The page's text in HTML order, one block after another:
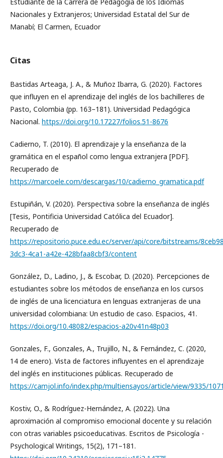
Nacionales y Extranjeros; Universidad Estatal del Sur de
Manabí; El Carmen, Ecuador
Citas
Bastidas Arteaga, J. A., & Muñoz Ibarra, G. (2020). Factores
que influyen en el aprendizaje del inglés de los bachilleres de
Pasto, Colombia (pp. 163–181). Universidad Pedagógica
Nacional. https://doi.org/10.17227/folios.51-8676
Cadierno, T. (2010). El aprendizaje y la enseñanza de la
gramática en el español como lengua extranjera [PDF].
Recuperado de
https://marcoele.com/descargas/10/cadierno_gramatica.pdf
Estupiñán, V. (2020). Perspectiva sobre la enseñanza de inglés
[Tesis, Pontificia Universidad Católica del Ecuador].
Recuperado de
https://repositorio.puce.edu.ec/server/api/core/bitstreams/
3dc3-4ca1-a42e-428bfaa8cbf3/content
González, D., Ladino, J., & Escobar, D. (2020). Percepciones de
estudiantes sobre los métodos de enseñanza en los cursos
de inglés de una licenciatura en lenguas extranjeras de una
universidad colombiana: Un estudio de caso. Espacios, 41.
https://doi.org/10.48082/espacios-a20v41n48p03
Gonzales, F., Gonzales, A., Trujillo, N., & Fernández, C. (2020,
14 de enero). Vista de factores influyentes en el aprendizaje
del inglés en instituciones públicas. Recuperado de
https://camjol.info/index.php/multiensayos/article/view/9335/
Kostiv, O., & Rodríguez-Hernández, A. (2022). Una
aproximación al compromiso emocional docente y su relación
con otras variables psicoeducativas. Escritos de Psicología -
Psychological Writings, 15(2), 171–181.